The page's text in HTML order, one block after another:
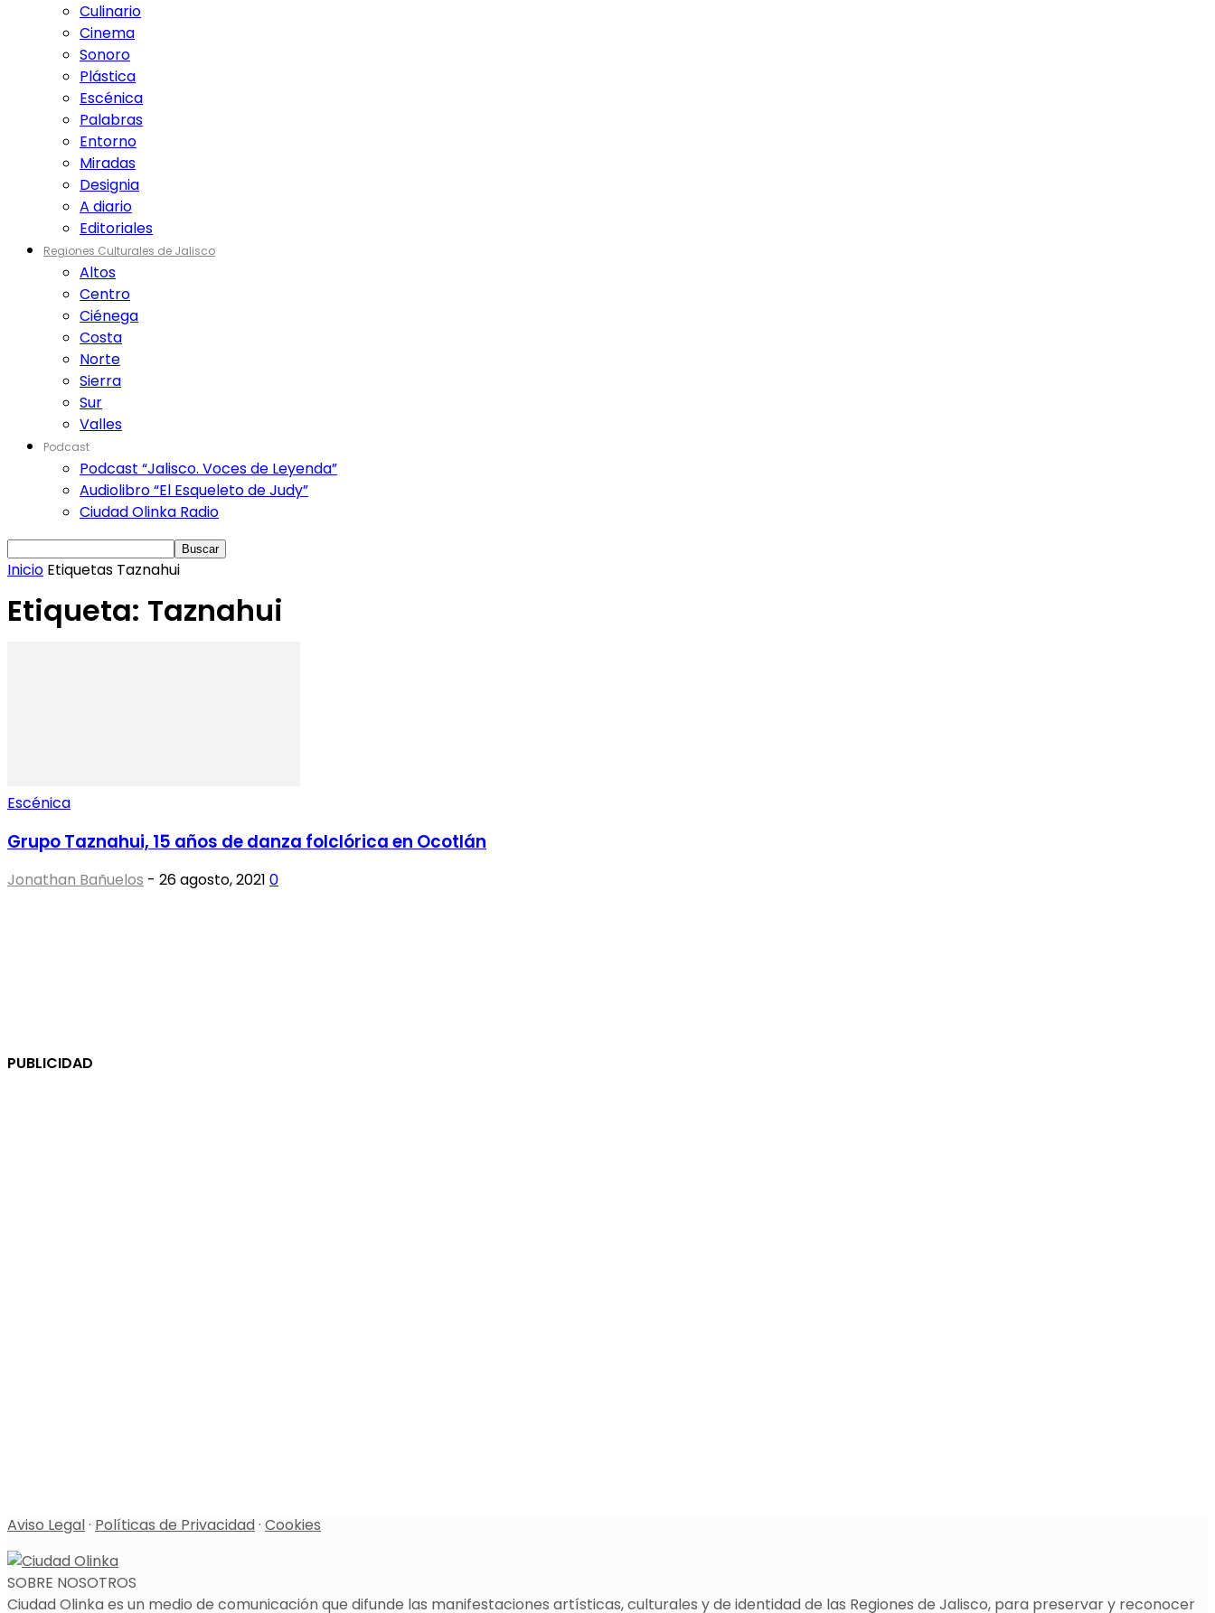
Culinario
Cinema
Sonoro
Plástica
Escénica
Palabras
Entorno
Miradas
Designia
A diario
Editoriales
Regiones Culturales de Jalisco
Altos
Centro
Ciénega
Costa
Norte
Sierra
Sur
Valles
Podcast
Podcast “Jalisco. Voces de Leyenda”
Audiolibro “El Esqueleto de Judy”
Ciudad Olinka Radio
Inicio Etiquetas Taznahui
Etiqueta: Taznahui
Escénica
Grupo Taznahui, 15 años de danza folclórica en Ocotlán
Jonathan Bañuelos - 26 agosto, 2021 0
PUBLICIDAD
Aviso Legal· Políticas de Privacidad· Cookies
SOBRE NOSOTROS
Ciudad Olinka es un medio de comunicación que difunde las manifestaciones artísticas, culturales y de identidad de las Regiones de Jalisco, para preservar y reconocer